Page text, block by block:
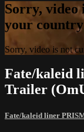
Sorry, video
your country
Sorry, video is not
Fate/kaleid
Trailer
Fate/kaleid liner